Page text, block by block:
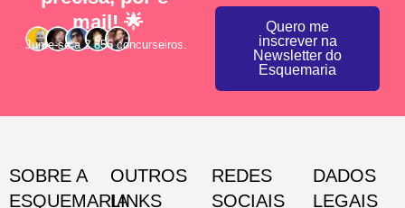
mail! 🌟
Junte-se a 2.856 concurseiros.
Quero me
inscrever na
Newsletter do
Esquemaria
SOBRE A
ESQUEMARIA
OUTROS
LINKS
REDES
SOCIAIS
DADOS
LEGAIS